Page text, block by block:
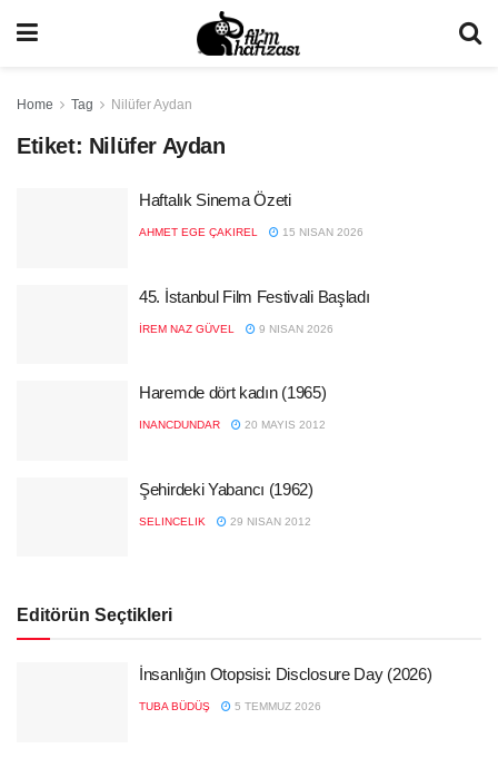
Home Tag Nilüfer Aydan
Etiket: Nilüfer Aydan
Haftalık Sinema Özeti
AHMET EGE ÇAKIREL 15 NISAN 2026
45. İstanbul Film Festivali Başladı
İREM NAZ GÜVEL 9 NISAN 2026
Haremde dört kadın (1965)
INANCDUNDAR 20 MAYIS 2012
Şehirdeki Yabancı (1962)
SELINCELIK 29 NISAN 2012
Editörün Seçtikleri
İnsanlığın Otopsisi: Disclosure Day (2026)
TUBA BÜDÜŞ 5 TEMMUZ 2026